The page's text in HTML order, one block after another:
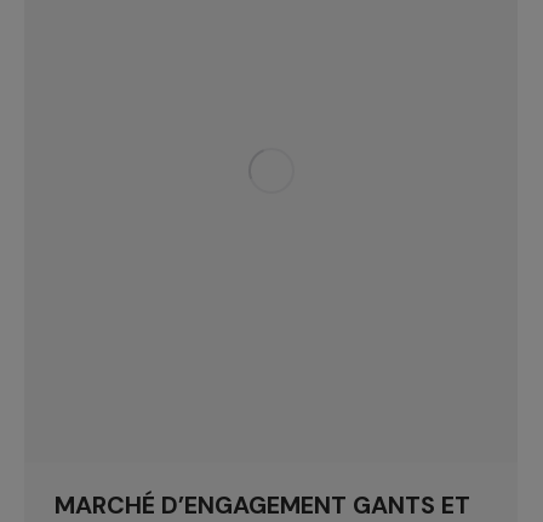
MARCHÉ D’ENGAGEMENT GANTS ET